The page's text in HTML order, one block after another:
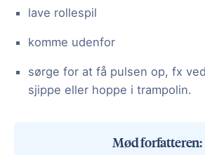
lave rollespil
komme udenfor
sørge for at få pulsen op, fx
sjippe eller hoppe i trampolin.
Mød forfatteren: